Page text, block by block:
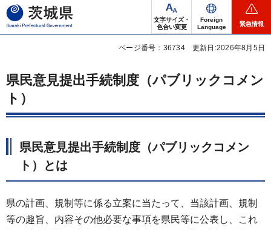
茨城県
文字サイズ・
色合い変更
Foreign
Language
緊急情報
ページ番号：36734 更新日:2026年8月5日
県民意見提出手続制度（パブリックコメン
ト）
県民意見提出手続制度（パブリックコメン
ト）とは
県の計画、規制等に係る立案に当たって、当該計画、規制
等の趣旨、内容その他必要な事項を県民等に公表し、これ